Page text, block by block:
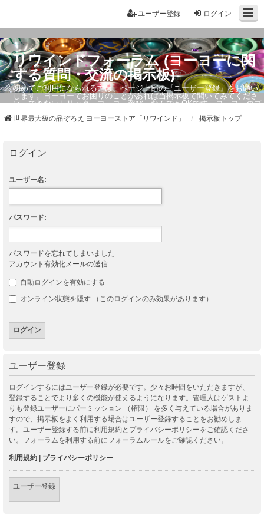
ログイン
ユーザー登録
リワインドフォーラム (ヨーヨーに関
する質問・交流の掲示板)
初めてご利用になられる方は、ページ上部の『ユーザー登録』をお願い
します。ヨーヨーでお困りのことがあれば当掲示板で聞いてみてくださ
い。できないトリック・ヨーヨー選び、なんでもOKです。ヨーヨーのプ
世界最大級の品ぞろえ ヨーヨーストア「リワインド」 掲示板トップ
ログイン
ユーザー名:
パスワード:
パスワードを忘れてしまいました
アカウント有効化メールの送信
自動ログインを有効にする
オンライン状態を隠す （このログインのみ効果があります）
ユーザー登録
ログインするにはユーザー登録が必要です。少々お時間をいただきますが、
登録することでより多くの機能が使えるようになります。管理人はゲストよ
りも登録ユーザーにパーミッション （権限） を多く与えている場合がありま
すので、掲示板をよく利用する場合はユーザー登録することをお勧めしま
す。ユーザー登録する前に利用規約とプライバシーポリシーをご確認くださ
い。フォーラムを利用する前にフォーラムルールをご確認ください。
利用規約 | プライバシーポリシー
ユーザー登録